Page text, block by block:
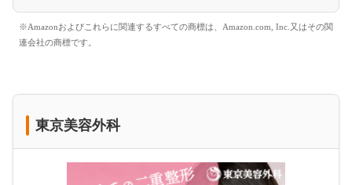
※Amazonおよびこれらに関連するすべての商標は、Amazon.com, Inc.又はその関
連会社の商標です。
東京美容外科